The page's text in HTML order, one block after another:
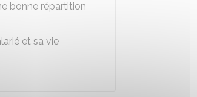
bonne répartition
et sa vie